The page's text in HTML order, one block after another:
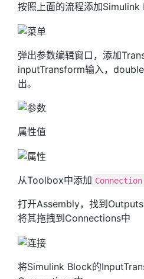
按照上面的流程添加
弹出参数编辑窗口，添加
inputTransform输入，
出。
属性值
从Toolbox中添加
打开Assembly，找到
将其拖拽到Connections中
将Simulink Block的